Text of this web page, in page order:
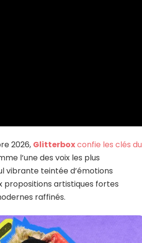
2026, Glitterboxconfie les clés du
l’une des voix les plus
vibrante teintée d’émotions
propositions artistiques fortes
raffinés.